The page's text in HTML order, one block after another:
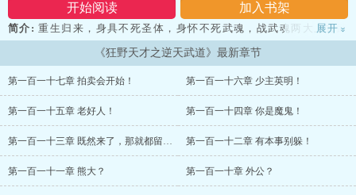
开始阅读 加入书架
简介: 重生归来，身具不死圣体，身怀不死武魂，战武魂两大上古武
魂，武道，阵道，丹道，器道全才。 郑煜，一路嚣张，肆意纵横武
道仙界，泡妞，屠龙，灭魔，杀神，登峰造极，浩瀚武界，唯我独
尊！...
展开 »
《狂野天才之逆天武道》最新章节
第一百一十七章 拍卖会开始！ 第一百一十六章 少主英明！
第一百一十五章 老好人！ 第一百一十四章 你是魔鬼！
第一百一十三章 既然来了，那就都留下来吧！ 第一百一十二章 有本事别躲！
第一百一十一章 熊大？ 第一百一十章 外公？